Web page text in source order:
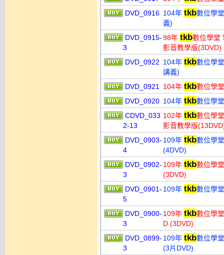
DVD_0916 104年 tkb數位學
義)
DVD_0915-
3
98年 tkb數位學堂
影音教學版(3DVD)
DVD_0922 104年 tkb數位學
講義)
DVD_0921
104年 tkb數位學
DVD_0920 104年 tkb數位學
CDVD_033
2-13
102年 tkb數位學
影音教學版
DVD_0903-
4
109年 tkb數位學
(4DVD)
DVD_0902-
3
109年 tkb數位學
(3DVD)
DVD_0901-
5
109年 tkb數位學
DVD_0900-
3
109年 tkb數位學
D (3DVD)
DVD_0899-
3
109年 tkb數位學
(3片DVD)